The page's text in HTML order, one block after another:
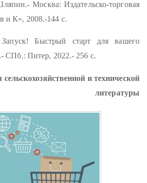
Москва: Издательско-торговая
и К», 2008.-144 с.
Быстрый старт для вашего
СПб.: Питер, 2022.- 256 с.
сельскохозяйственной и технической
литературы